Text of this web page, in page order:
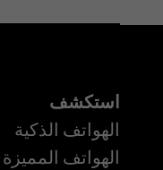
استكشف
الهواتف الذكية
الهواتف المميزة